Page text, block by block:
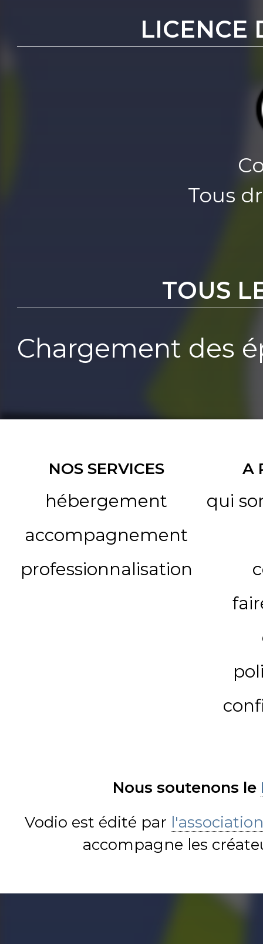
LICENCE
Tous
TOUS
Chargement des
NOS SERVICES
hébergement
accompagnement
professionnalisation
A
qui